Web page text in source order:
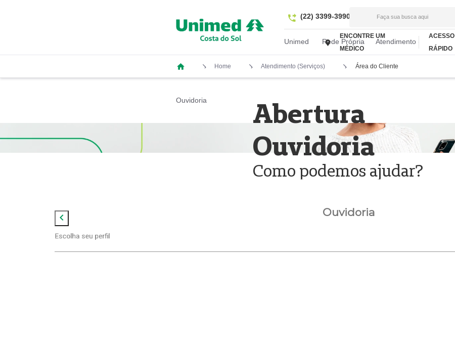
(22) 3399-3990 SAC0800 970 9039
Faça sua busca aqui
Unimed Rede Própria Atendimento (Serviços)
ENCONTRE UM
MÉDICO
ACESSO
RÁPIDO
Home Atendimento (Serviços) Área do Cliente
Ouvidoria
Abertura
Ouvidoria
Como podemos ajudar?